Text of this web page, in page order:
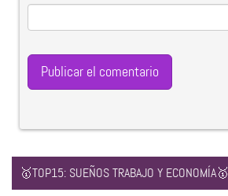
🥇TOP15: SUEÑOS TRABAJO Y ECONOMÍA🥇